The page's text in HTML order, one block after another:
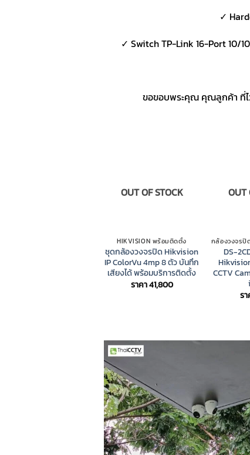
✓
✓ Switch TP-Link 16-Port 10/
ขอขอบพระคุณ คุณลูกค้า ที่ไ
OUT OF STOCK
HIKVISION พร้อมติดตั้ง
ชุดกล้องวงจรปิด Hikvision
IP ColorVu 4mp 8 ตัว บันทึก
เสียงได้ พร้อมบริการติดตั้ง
ราคา41,800
OUT
DS-
CCTV
ร